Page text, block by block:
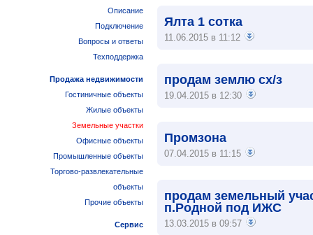
Ялта 1 сотка
11.06.2015 в 11:12
продам землю сх/з
19.04.2015 в 12:30
Промзона
07.04.2015 в 11:15
продам земельный
п.Родной под ИЖС
13.03.2015 в 09:57
Описание
Подключение
Вопросы и ответы
Техподдержка
Продажа недвижимости
Гостиничные объекты
Жилые объекты
Земельные участки
Офисные объекты
Промышленные объекты
Торгово-развлекательные
объекты
Прочие объекты
Сервис